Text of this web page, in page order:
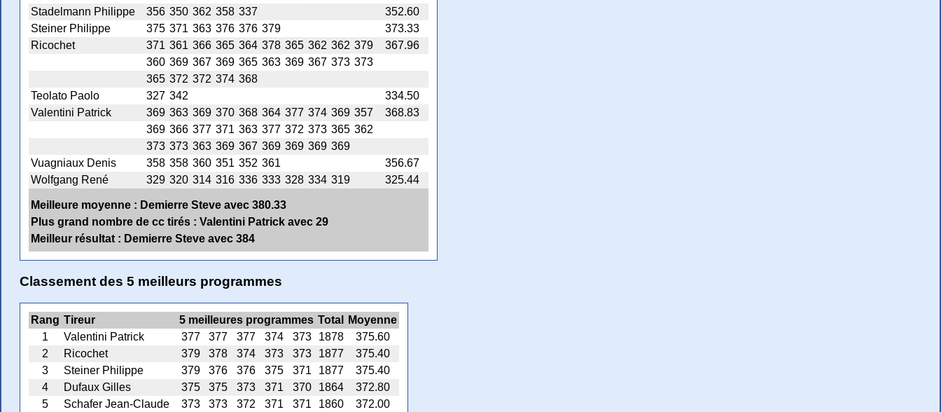
Stadelmann Philippe
356 350 362 358 337
352.60
Steiner Philippe
375 371 363 376 376 379
373.33
Ricochet
371 361 366 365 364 378 365 362 362 379
367.96
360 369 367 369 365 363 369 367 373 373
365 372 372 374 368
Teolato Paolo
327 342
334.50
Valentini Patrick
369 363 369 370 368 364 377 374 369 357
368.83
369 366 377 371 363 377 372 373 365 362
373 373 363 369 367 369 369 369 369
Vuagniaux Denis
358 358 360 351 352 361
356.67
Wolfgang René
329 320 314 316 336 333 328 334 319 325.44
Meilleure moyenne : Demierre Steve avec 380.33
Plus grand nombre de cc tirés : Valentini Patrick avec 29
Meilleur résultat : Demierre Steve avec 384
Classement des 5 meilleurs programmes
Rang Tireur 5 meilleures programmes Total
Moyenne
1
Valentini Patrick 377 377 377 374 373 1878
375.60
2
Ricochet 379 378 374 373 373 1877
375.40
3
Steiner Philippe 379 376 376 375 371 1877
375.40
4
Dufaux Gilles 375 375 373 371 370 1864
372.80
5
Schafer Jean-Claude 373 373 372 371 371 1860
372.00